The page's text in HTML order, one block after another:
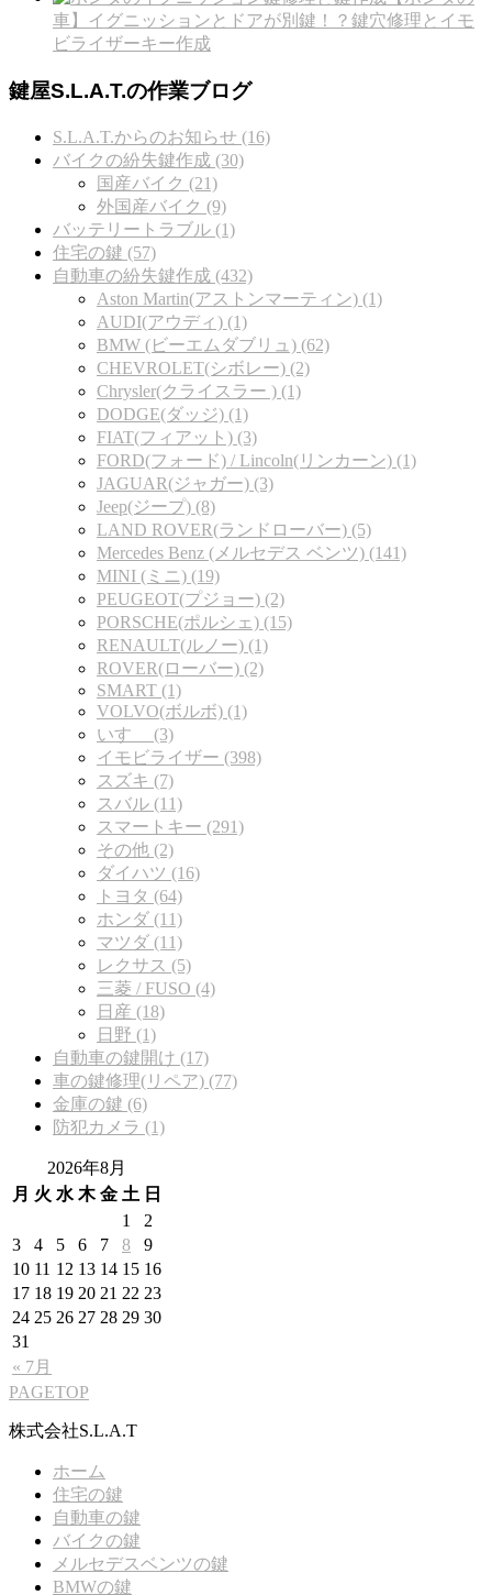
車】イグニッションとドアが別鍵！？鍵穴修理とイモ
ビライザーキー作成
鍵屋S.L.A.T.の作業ブログ
S.L.A.T.からのお知らせ (16)
バイクの紛失鍵作成 (30)
国産バイク (21)
外国産バイク (9)
バッテリートラブル (1)
住宅の鍵 (57)
自動車の紛失鍵作成 (432)
Aston Martin(アストンマーティン) (1)
AUDI(アウディ) (1)
BMW (ビーエムダブリュ) (62)
CHEVROLET(シボレー) (2)
Chrysler(クライスラー ) (1)
DODGE(ダッジ) (1)
FIAT(フィアット) (3)
FORD(フォード) / Lincoln(リンカーン) (1)
JAGUAR(ジャガー) (3)
Jeep(ジープ) (8)
LAND ROVER(ランドローバー) (5)
Mercedes Benz (メルセデス ベンツ) (141)
MINI (ミニ) (19)
PEUGEOT(プジョー) (2)
PORSCHE(ポルシェ) (15)
RENAULT(ルノー) (1)
ROVER(ローバー) (2)
SMART (1)
VOLVO(ボルボ) (1)
いすゞ (3)
イモビライザー (398)
スズキ (7)
スバル (11)
スマートキー (291)
その他 (2)
ダイハツ (16)
トヨタ (64)
ホンダ (11)
マツダ (11)
レクサス (5)
三菱 / FUSO (4)
日産 (18)
日野 (1)
自動車の鍵開け (17)
車の鍵修理(リペア) (77)
金庫の鍵 (6)
防犯カメラ (1)
2026年8月
月 火 水 木 金 土 日
« 7月
1
2
3
4 5 6 7 8
9
10 11 12 13 14 15 16
17 18 19 20 21 22 23
24 25 26 27 28 29 30
31
PAGETOP
株式会社S.L.A.T
ホーム
住宅の鍵
自動車の鍵
バイクの鍵
メルセデスベンツの鍵
BMWの鍵